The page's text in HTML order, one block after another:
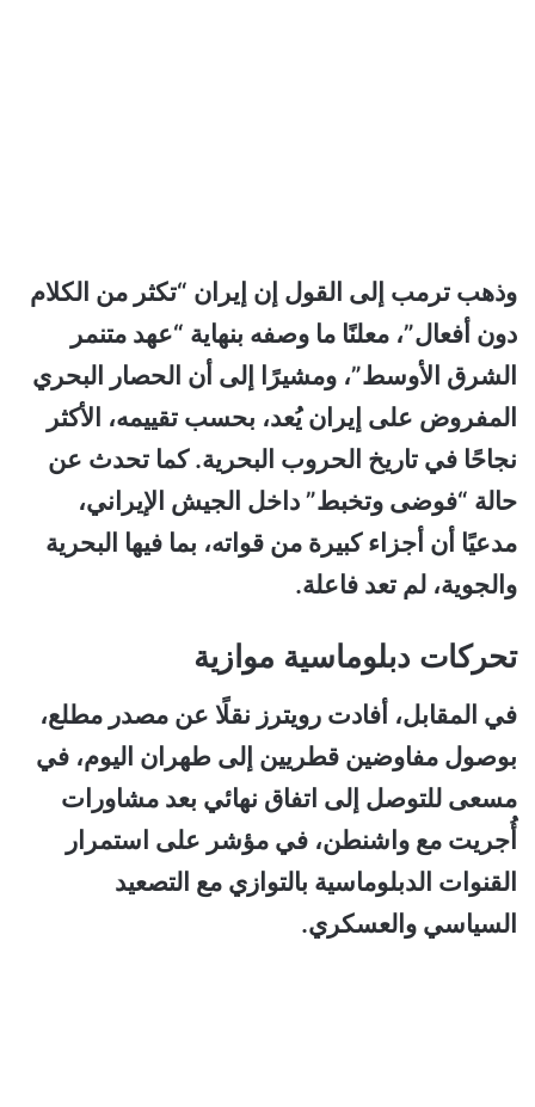
وذهب ترمب إلى القول إن إيران “تكثر من الكلام
دون أفعال”، معلنًا ما وصفه بنهاية “عهد متنمر
الشرق الأوسط”، ومشيرًا إلى أن الحصار البحري
المفروض على إيران يُعد، بحسب تقييمه، الأكثر
نجاحًا في تاريخ الحروب البحرية. كما تحدث عن
حالة “فوضى وتخبط” داخل الجيش الإيراني،
مدعيًا أن أجزاء كبيرة من قواته، بما فيها البحرية
والجوية، لم تعد فاعلة.
تحركات دبلوماسية موازية
في المقابل، أفادت رويترز نقلًا عن مصدر مطلع،
بوصول مفاوضين قطريين إلى طهران اليوم، في
مسعى للتوصل إلى اتفاق نهائي بعد مشاورات
أُجريت مع واشنطن، في مؤشر على استمرار
القنوات الدبلوماسية بالتوازي مع التصعيد
السياسي والعسكري.